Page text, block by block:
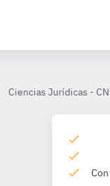
Ciencias Jurídicas -